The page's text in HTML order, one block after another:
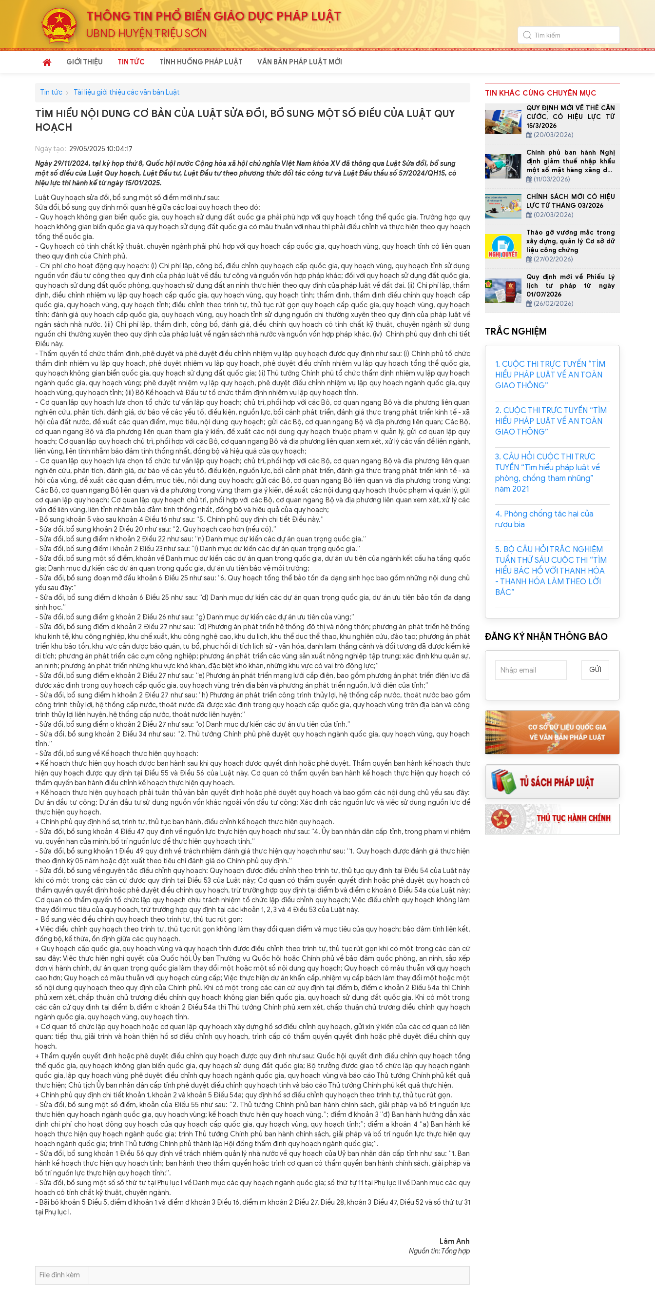
THÔNG TIN PHỔ BIẾN GIÁO DỤC PHÁP LUẬT
UBND HUYỆN TRIỆU SƠN
GIỚI THIỆU TIN TỨC TÌNH HUỐNG PHÁP LUẬT VĂN BẢN PHÁP LUẬT MỚI
Tin tức Tài liệu giới thiệu các văn bản Luật
TÌM HIỂU NỘI DUNG CƠ BẢN CỦA LUẬT SỬA ĐỔI, BỔ SUNG MỘT SỐ ĐIỀU CỦA LUẬT QUY
HOẠCH
Ngày tạo: 29/05/2025 10:04:17
Ngày 29/11/2024, tại kỳ họp thứ 8, Quốc hội nước Cộng hòa xã hội chủ nghĩa Việt Nam khóa XV đã thông qua Luật Sửa đổi, bổ sung
một số điều của Luật Quy hoạch, Luật Đầu tư, Luật Đầu tư theo phương thức đối tác công tư và Luật Đấu thầu số 57/2024/QH15, có
hiệu lực thi hành kể từ ngày 15/01/2025.
Luật Quy hoạch sửa đổi, bổ sung một số điểm mới như sau:
Sửa đổi, bổ sung quy định mối quan hệ giữa các loại quy hoạch theo đó:
- Quy hoạch không gian biển quốc gia, quy hoạch sử dụng đất quốc gia phải phù hợp với quy hoạch tổng thể quốc gia. Trường hợp quy
hoạch không gian biển quốc gia và quy hoạch sử dụng đất quốc gia có mâu thuẫn với nhau thì phải điều chỉnh và thực hiện theo quy hoạch
tổng thể quốc gia.
- Quy hoạch có tính chất kỹ thuật, chuyên ngành phải phù hợp với quy hoạch cấp quốc gia, quy hoạch vùng, quy hoạch tỉnh có liên quan
theo quy định của Chính phủ.
- Chi phí cho hoạt động quy hoạch: (i) Chi phí lập, công bố, điều chỉnh quy hoạch cấp quốc gia, quy hoạch vùng, quy hoạch tỉnh sử dụng
nguồn vốn đầu tư công theo quy định của pháp luật về đầu tư công và nguồn vốn hợp pháp khác; đối với quy hoạch sử dụng đất quốc gia,
quy hoạch sử dụng đất quốc phòng, quy hoạch sử dụng đất an ninh thực hiện theo quy định của pháp luật về đất đai. (ii) Chi phí lập, thẩm
định, điều chỉnh nhiệm vụ lập quy hoạch cấp quốc gia, quy hoạch vùng, quy hoạch tỉnh; thẩm định, thẩm định điều chỉnh quy hoạch cấp
quốc gia, quy hoạch vùng, quy hoạch tỉnh; điều chỉnh theo trình tự, thủ tục rút gọn quy hoạch cấp quốc gia, quy hoạch vùng, quy hoạch
tỉnh; đánh giá quy hoạch cấp quốc gia, quy hoạch vùng, quy hoạch tỉnh sử dụng nguồn chi thường xuyên theo quy định của pháp luật về
ngân sách nhà nước. (iii) Chi phí lập, thẩm định, công bố, đánh giá, điều chỉnh quy hoạch có tính chất kỹ thuật, chuyên ngành sử dụng
nguồn chi thường xuyên theo quy định của pháp luật về ngân sách nhà nước và nguồn vốn hợp pháp khác. (iv) Chính phủ quy định chi tiết
Điều này.
- Thẩm quyền tổ chức thẩm định, phê duyệt và phê duyệt điều chỉnh nhiệm vụ lập quy hoạch được quy định như sau: (i) Chính phủ tổ chức
thẩm định nhiệm vụ lập quy hoạch, phê duyệt nhiệm vụ lập quy hoạch, phê duyệt điều chỉnh nhiệm vụ lập quy hoạch tổng thể quốc gia,
quy hoạch không gian biển quốc gia, quy hoạch sử dụng đất quốc gia; (ii) Thủ tướng Chính phủ tổ chức thẩm định nhiệm vụ lập quy hoạch
ngành quốc gia, quy hoạch vùng; phê duyệt nhiệm vụ lập quy hoạch, phê duyệt điều chỉnh nhiệm vụ lập quy hoạch ngành quốc gia, quy
hoạch vùng, quy hoạch tỉnh; (iii) Bộ Kế hoạch và Đầu tư tổ chức thẩm định nhiệm vụ lập quy hoạch tỉnh.
- Cơ quan lập quy hoạch lựa chọn tổ chức tư vấn lập quy hoạch; chủ trì, phối hợp với các Bộ, cơ quan ngang Bộ và địa phương liên quan
nghiên cứu, phân tích, đánh giá, dự báo về các yếu tố, điều kiện, nguồn lực, bối cảnh phát triển, đánh giá thực trạng phát triển kinh tế - xã
hội của đất nước, đề xuất các quan điểm, mục tiêu, nội dung quy hoạch; gửi các Bộ, cơ quan ngang Bộ và địa phương liên quan; Các Bộ,
cơ quan ngang Bộ và địa phương liên quan tham gia ý kiến, đề xuất các nội dung quy hoạch thuộc phạm vi quản lý, gửi cơ quan lập quy
hoạch; Cơ quan lập quy hoạch chủ trì, phối hợp với các Bộ, cơ quan ngang Bộ và địa phương liên quan xem xét, xử lý các vấn đề liên ngành,
liên vùng, liên tỉnh nhằm bảo đảm tính thống nhất, đồng bộ và hiệu quả của quy hoạch;
- Cơ quan lập quy hoạch lựa chọn tổ chức tư vấn lập quy hoạch; chủ trì, phối hợp với các Bộ, cơ quan ngang Bộ và địa phương liên quan
nghiên cứu, phân tích, đánh giá, dự báo về các yếu tố, điều kiện, nguồn lực, bối cảnh phát triển, đánh giá thực trạng phát triển kinh tế - xã
hội của vùng, đề xuất các quan điểm, mục tiêu, nội dung quy hoạch; gửi các Bộ, cơ quan ngang Bộ liên quan và địa phương trong vùng;
Các Bộ, cơ quan ngang Bộ liên quan và địa phương trong vùng tham gia ý kiến, đề xuất các nội dung quy hoạch thuộc phạm vi quản lý, gửi
cơ quan lập quy hoạch; Cơ quan lập quy hoạch chủ trì, phối hợp với các Bộ, cơ quan ngang Bộ và địa phương liên quan xem xét, xử lý các
vấn đề liên vùng, liên tỉnh nhằm bảo đảm tính thống nhất, đồng bộ và hiệu quả của quy hoạch;
- Bổ sung khoản 5 vào sau khoản 4 Điều 16 như sau: “5. Chính phủ quy định chi tiết Điều này.”
- Sửa đổi, bổ sung khoản 2 Điều 20 như sau: “2. Quy hoạch cao hơn (nếu có).”
- Sửa đổi, bổ sung điểm n khoản 2 Điều 22 như sau: “n) Danh mục dự kiến các dự án quan trọng quốc gia.”
- Sửa đổi, bổ sung điểm i khoản 2 Điều 23như sau: “i) Danh mục dự kiến các dự án quan trọng quốc gia.”
- Sửa đổi, bổ sung một số điểm, khoản về Danh mục dự kiến các dự án quan trọng quốc gia, dự án ưu tiên của ngành kết cấu hạ tầng quốc
gia; Danh mục dự kiến các dự án quan trọng quốc gia, dự án ưu tiên bảo vệ môi trường;
- Sửa đổi, bổ sung đoạn mở đầu khoản 6 Điều 25 như sau: “6. Quy hoạch tổng thể bảo tồn đa dạng sinh học bao gồm những nội dung chủ
yếu sau đây:”
- Sửa đổi, bổ sung điểm d khoản 6 Điều 25 như sau: “d) Danh mục dự kiến các dự án quan trọng quốc gia, dự án ưu tiên bảo tồn đa dạng
sinh học.”
- Sửa đổi, bổ sung điểm g khoản 2 Điều 26 như sau: “g) Danh mục dự kiến các dự án ưu tiên của vùng;”
- Sửa đổi, bổ sung điểm d khoản 2 Điều 27 như sau: “d) Phương án phát triển hệ thống đô thị và nông thôn; phương án phát triển hệ thống
khu kinh tế, khu công nghiệp, khu chế xuất, khu công nghệ cao, khu du lịch, khu thể dục thể thao, khu nghiên cứu, đào tạo; phương án phát
triển khu bảo tồn, khu vực cần được bảo quản, tu bổ, phục hồi di tích lịch sử - văn hóa, danh lam thắng cảnh và đối tượng đã được kiểm kê
di tích; phương án phát triển các cụm công nghiệp; phương án phát triển các vùng sản xuất nông nghiệp tập trung; xác định khu quân sự,
an ninh; phương án phát triển những khu vực khó khăn, đặc biệt khó khăn, những khu vực có vai trò động lực;”
- Sửa đổi, bổ sung điểm e khoản 2 Điều 27 như sau: “e) Phương án phát triển mạng lưới cấp điện, bao gồm phương án phát triển điện lực đã
được xác định trong quy hoạch cấp quốc gia, quy hoạch vùng trên địa bàn và phương án phát triển nguồn, lưới điện của tỉnh;”
- Sửa đổi, bổ sung điểm h khoản 2 Điều 27 như sau: “h) Phương án phát triển công trình thủy lợi, hệ thống cấp nước, thoát nước bao gồm
công trình thủy lợi, hệ thống cấp nước, thoát nước đã được xác định trong quy hoạch cấp quốc gia, quy hoạch vùng trên địa bàn và công
trình thủy lợi liên huyện, hệ thống cấp nước, thoát nước liên huyện;”
- Sửa đổi, bổ sung điểm o khoản 2 Điều 27 như sau: “o) Danh mục dự kiến các dự án ưu tiên của tỉnh.”
- Sửa đổi, bổ sung khoản 2 Điều 34 như sau: “2. Thủ tướng Chính phủ phê duyệt quy hoạch ngành quốc gia, quy hoạch vùng, quy hoạch
tỉnh.”
- Sửa đổi, bổ sung về Kế hoạch thực hiện quy hoạch:
+ Kế hoạch thực hiện quy hoạch được ban hành sau khi quy hoạch được quyết định hoặc phê duyệt. Thẩm quyền ban hành kế hoạch thực
hiện quy hoạch được quy định tại Điều 55 và Điều 56 của Luật này. Cơ quan có thẩm quyền ban hành kế hoạch thực hiện quy hoạch có
thẩm quyền ban hành điều chỉnh kế hoạch thực hiện quy hoạch.
+ Kế hoạch thực hiện quy hoạch phải tuân thủ văn bản quyết định hoặc phê duyệt quy hoạch và bao gồm các nội dung chủ yếu sau đây:
Dự án đầu tư công; Dự án đầu tư sử dụng nguồn vốn khác ngoài vốn đầu tư công; Xác định các nguồn lực và việc sử dụng nguồn lực để
thực hiện quy hoạch.
+ Chính phủ quy định hồ sơ, trình tự, thủ tục ban hành, điều chỉnh kế hoạch thực hiện quy hoạch.
- Sửa đổi, bổ sung khoản 4 Điều 47 quy định về nguồn lực thực hiện quy hoạch như sau: “4. Ủy ban nhân dân cấp tỉnh, trong phạm vi nhiệm
vụ, quyền hạn của mình, bố trí nguồn lực để thực hiện quy hoạch tỉnh.”
- Sửa đổi, bổ sung khoản 1 Điều 49 quy định về trách nhiệm đánh giá thực hiện quy hoạch như sau: “1. Quy hoạch được đánh giá thực hiện
theo định kỳ 05 năm hoặc đột xuất theo tiêu chí đánh giá do Chính phủ quy định.”
- Sửa đổi, bổ sung về nguyên tắc điều chỉnh quy hoạch: Quy hoạch được điều chỉnh theo trình tự, thủ tục quy định tại Điều 54 của Luật này
khi có một trong các căn cứ được quy định tại Điều 53 của Luật này; Cơ quan có thẩm quyền quyết định hoặc phê duyệt quy hoạch có
thẩm quyền quyết định hoặc phê duyệt điều chỉnh quy hoạch, trừ trường hợp quy định tại điểm b và điểm c khoản 6 Điều 54a của Luật này;
Cơ quan có thẩm quyền tổ chức lập quy hoạch chịu trách nhiệm tổ chức lập điều chỉnh quy hoạch; Việc điều chỉnh quy hoạch không làm
thay đổi mục tiêu của quy hoạch, trừ trường hợp quy định tại các khoản 1, 2, 3 và 4 Điều 53 của Luật này.
- Bổ sung việc điều chỉnh quy hoạch theo trình tự, thủ tục rút gọn:
+ Việc điều chỉnh quy hoạch theo trình tự, thủ tục rút gọn không làm thay đổi quan điểm và mục tiêu của quy hoạch; bảo đảm tính liên kết,
đồng bộ, kế thừa, ổn định giữa các quy hoạch.
+ Quy hoạch cấp quốc gia, quy hoạch vùng và quy hoạch tỉnh được điều chỉnh theo trình tự, thủ tục rút gọn khi có một trong các căn cứ
sau đây: Việc thực hiện nghị quyết của Quốc hội, Ủy ban Thường vụ Quốc hội hoặc Chính phủ về bảo đảm quốc phòng, an ninh, sắp xếp
đơn vị hành chính, dự án quan trọng quốc gia làm thay đổi một hoặc một số nội dung quy hoạch; Quy hoạch có mâu thuẫn với quy hoạch
cao hơn; Quy hoạch có mâu thuẫn với quy hoạch cùng cấp; Việc thực hiện dự án khẩn cấp, nhiệm vụ cấp bách làm thay đổi một hoặc một
số nội dung quy hoạch theo quy định của Chính phủ. Khi có một trong các căn cứ quy định tại điểm b, điểm c khoản 2 Điều 54a thì Chính
phủ xem xét, chấp thuận chủ trương điều chỉnh quy hoạch không gian biển quốc gia, quy hoạch sử dụng đất quốc gia. Khi có một trong
các căn cứ quy định tại điểm b, điểm c khoản 2 Điều 54a thì Thủ tướng Chính phủ xem xét, chấp thuận chủ trương điều chỉnh quy hoạch
ngành quốc gia, quy hoạch vùng, quy hoạch tỉnh.
+ Cơ quan tổ chức lập quy hoạch hoặc cơ quan lập quy hoạch xây dựng hồ sơ điều chỉnh quy hoạch, gửi xin ý kiến của các cơ quan có liên
quan; tiếp thu, giải trình và hoàn thiện hồ sơ điều chỉnh quy hoạch, trình cấp có thẩm quyền quyết định hoặc phê duyệt điều chỉnh quy
hoạch.
+ Thẩm quyền quyết định hoặc phê duyệt điều chỉnh quy hoạch được quy định như sau: Quốc hội quyết định điều chỉnh quy hoạch tổng
thể quốc gia, quy hoạch không gian biển quốc gia, quy hoạch sử dụng đất quốc gia; Bộ trưởng được giao tổ chức lập quy hoạch ngành
quốc gia, lập quy hoạch vùng phê duyệt điều chỉnh quy hoạch ngành quốc gia, quy hoạch vùng và báo cáo Thủ tướng Chính phủ kết quả
thực hiện; Chủ tịch Ủy ban nhân dân cấp tỉnh phê duyệt điều chỉnh quy hoạch tỉnh và báo cáo Thủ tướng Chính phủ kết quả thực hiện.
+ Chính phủ quy định chi tiết khoản 1, khoản 2 và khoản 5 Điều 54a; quy định hồ sơ điều chỉnh quy hoạch theo trình tự, thủ tục rút gọn.
- Sửa đổi, bổ sung một số điểm, khoản của Điều 55 như sau: “2. Thủ tướng Chính phủ ban hành chính sách, giải pháp và bố trí nguồn lực
thực hiện quy hoạch ngành quốc gia, quy hoạch vùng; kế hoạch thực hiện quy hoạch vùng.”; điểm đ khoản 3 “đ) Ban hành hướng dẫn xác
định chi phí cho hoạt động quy hoạch của quy hoạch cấp quốc gia, quy hoạch vùng, quy hoạch tỉnh;”; điểm a khoản 4 “a) Ban hành kế
hoạch thực hiện quy hoạch ngành quốc gia; trình Thủ tướng Chính phủ ban hành chính sách, giải pháp và bố trí nguồn lực thực hiện quy
hoạch ngành quốc gia; trình Thủ tướng Chính phủ thành lập Hội đồng thẩm định quy hoạch ngành quốc gia;”.
- Sửa đổi, bổ sung khoản 1 Điều 56 quy định về trách nhiệm quản lý nhà nước về quy hoạch của Uỷ ban nhân dân cấp tỉnh như sau: “1. Ban
hành kế hoạch thực hiện quy hoạch tỉnh; ban hành theo thẩm quyền hoặc trình cơ quan có thẩm quyền ban hành chính sách, giải pháp và
bố trí nguồn lực thực hiện quy hoạch tỉnh;”.
- Sửa đổi, bổ sung một số số thứ tự tại Phụ lục I về Danh mục các quy hoạch ngành quốc gia; số thứ tự 11 tại Phụ lục II về Danh mục các quy
hoạch có tính chất kỹ thuật, chuyên ngành.
- Bãi bỏ khoản 5 Điều 5, điểm đ khoản 1 và điểm đ khoản 3 Điều 16, điểm m khoản 2 Điều 27, Điều 28, khoản 3 Điều 47, Điều 52 và số thứ tự 31
tại Phụ lục I.
Lâm Anh
Nguồn tin: Tổng hợp
File đính kèm
TIN KHÁC CÙNG CHUYÊN MỤC
QUY ĐỊNH MỚI VỀ THẺ CĂN
CƯỚC, CÓ HIỆU LỰC TỪ
15/3/2026
(20/03/2026)
Chính phủ ban hành Nghị
định giảm thuế nhập khẩu
một số mặt hàng xăng dầu
về 0%
(11/03/2026)
CHÍNH SÁCH MỚI CÓ HIỆU
LỰC TỪ THÁNG 03/2026
(02/03/2026)
Tháo gỡ vướng mắc trong
xây dựng, quản lý Cơ sở dữ
liệu công chứng
(27/02/2026)
Quy định mới về Phiếu Lý
lịch tư pháp từ ngày
01/07/2026
(26/02/2026)
TRẮC NGHIỆM
1. CUỘC THI TRỰC TUYẾN “TÌM
HIỂU PHÁP LUẬT VỀ AN TOÀN
GIAO THÔNG”
2. CUỘC THI TRỰC TUYẾN “TÌM
HIỂU PHÁP LUẬT VỀ AN TOÀN
GIAO THÔNG”
3. CÂU HỎI CUỘC THI TRỰC
TUYẾN “Tìm hiểu pháp luật về
phòng, chống tham nhũng”
năm 2021
4. Phòng chống tác hại của
rượu bia
5. BỘ CÂU HỎI TRẮC NGHIỆM
TUẦN THỨ SÁU CUỘC THI “TÌM
HIỂU BÁC HỒ VỚI THANH HÓA
- THANH HÓA LÀM THEO LỜI
BÁC”
ĐĂNG KÝ NHẬN THÔNG BÁO
GỬI